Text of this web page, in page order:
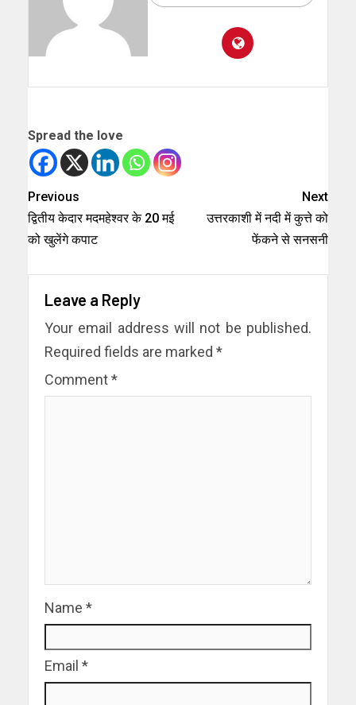
Spread the love
Previous
द्वितीय केदार मदमहेश्वर के 20 मई
को खुलेंगे कपाट
Next
उत्तरकाशी में नदी में कुत्ते को
फेंकने से सनसनी
Leave a Reply
Your email address will not be published.
Required fields are marked *
Comment*
Name *
Email *